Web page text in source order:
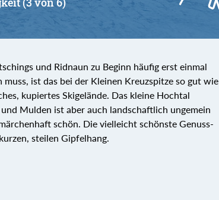
und Ridnaun zu Beginn häufig erst einmal
ist das bei der Kleinen Kreuzspitze so gut wie
kupiertes Skigelände. Das kleine Hochtal
Mulden ist aber auch landschaftlich ungemein
schön. Die vielleicht schönste Genuss-
steilen Gipfelhang.